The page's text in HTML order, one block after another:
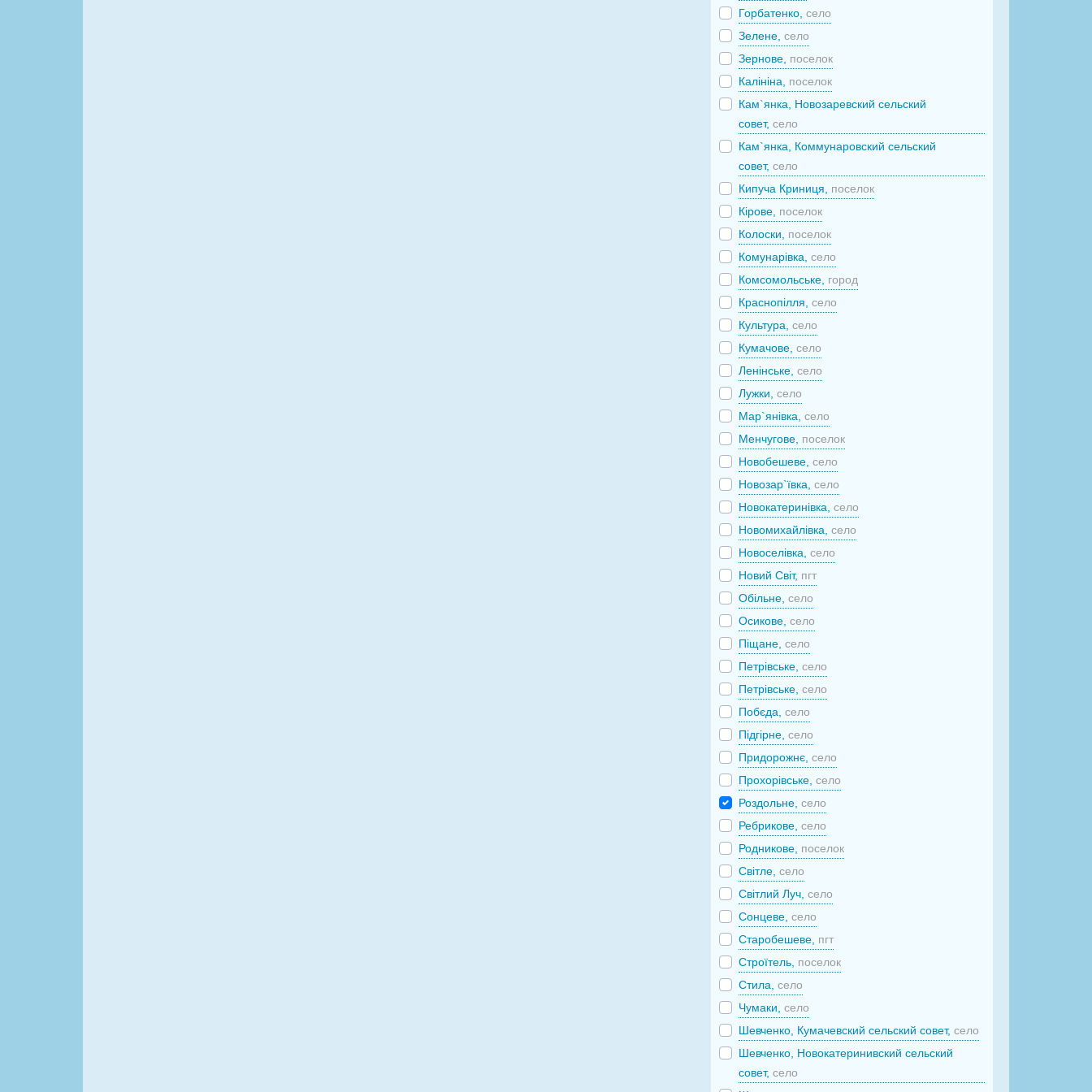
Горбатенко,село
Зелене,село
Зернове, поселок
Калініна, поселок
Кам`янка, Новозаревский сельский
совет,село
Кам`янка, Коммунаровский сельский
совет,село
Кипуча Криниця, поселок
Кірове, поселок
Колоски, поселок
Комунарівка,село
Комсомольське, город
Краснопілля,село
Культура,село
Кумачове,село
Ленінське,село
Лужки,село
Мар`янівка,село
Менчугове, поселок
Новобешеве,село
Новозар`ївка,село
Новокатеринівка,село
Новомихайлівка,село
Новоселівка,село
Новий Світ, пгт
Обільне,село
Осикове,село
Піщане,село
Петрівське,село
Петрівське,село
Побєда,село
Підгірне,село
Придорожнє,село
Прохорівське,село
Роздольне,село
Ребрикове,село
Родникове, поселок
Світле,село
Світлий Луч,село
Сонцеве,село
Старобешеве, пгт
Строїтель, поселок
Стила,село
Чумаки,село
Шевченко, Кумачевский сельский совет,село
Шевченко, Новокатеринивский сельский
совет,село